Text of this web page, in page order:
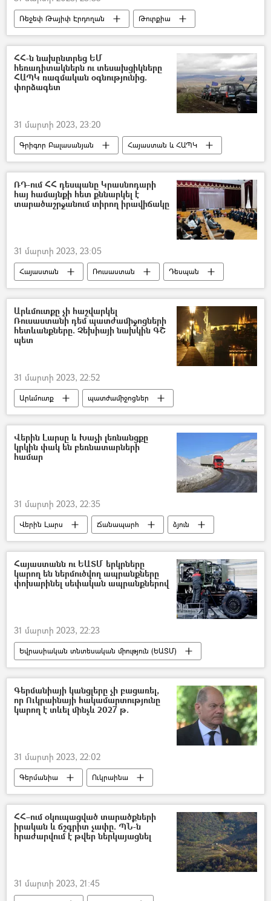
Ռեջեփ Թայիփ Էրդողան
Թուրքիա
Ընտրություններ
Թուրքագետ
ՌԱԴԻՈ
պոդկաստ
ՀՀ-ն նախընտրեց ԵՄ
հեռադիտակներն ու տեսախցիկները
ՀԱՊԿ ռազմական օգնությունից.
փորձագետ
31 մարտի 2023, 23:20
Գրիգոր Բալասանյան
Հայաստան և ՀԱՊԿ
Հավաքական անվտանգության պայմանագիր կազմակերպություն (ՀԱՊԿ)
ԵՄ առաքելություն
ՌԴ-ում ՀՀ դեսպանը Կրասնոդարի
հայ համայնքի հետ քննարկել է
տարածաշրջանում տիրող իրավիճակը
31 մարտի 2023, 23:05
Հայաստան Ռուսաստան
Դեսպան
Վաղարշակ Հարությունյան
Կրասնոդար
հայ
Հայ համայնք
Արևմուտքը չի հաշվարկել
Ռուսաստանի դեմ պատժամիջոցների
հետևանքները. Չեխիայի նախկին ԳՇ
պետ
31 մարտի 2023, 22:52
Արևմուտք
պատժամիջոցներ
Ռուսաստան
Վերին Լարսը և Խաչի լեռնանցքը
կրկին փակ են բեռնատարների
համար
31 մարտի 2023, 22:35
Վերին Լարս Ճանապարհ
ձյուն
Վրաստանի Հանրապետություն
Հայաստան
Ռուսաստան
Հայաստանն ու ԵԱՏՄ երկրները
կարող են ներմուծվող ապրանքները
փոխարինել սեփական ապրանքներով
31 մարտի 2023, 22:23
Եվրասիական տնտեսական միություն (ԵԱՏՄ)
ներմուծում
Տնտեսություն
Հայաստան
Ռուսաստան
Ղազախստան
Բելառուս
Գերմանիայի կանցլերը չի բացառել,
որ Ուկրաինայի հակամարտությունը
կարող է տևել մինչև 2027 թ.
31 մարտի 2023, 22:02
Գերմանիա
Ուկրաինա
Պատերազմ
Ռուսաստան
ՀՀ–ում օկուպացված տարածքների
իրական և ճշգրիտ չափը. ՊՆ-ն
հրաժարվում է թվեր ներկայացնել
31 մարտի 2023, 21:45